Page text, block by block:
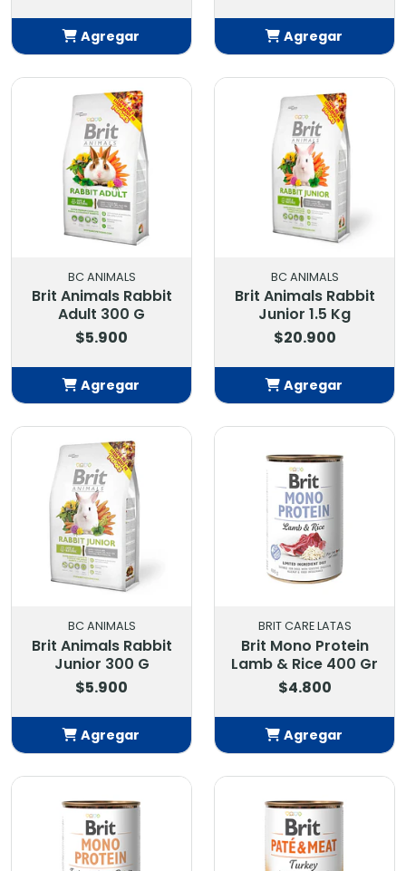
Agregar
Agregar
BC ANIMALS
Brit Animals Rabbit
Adult 300 G
$5.900
Agregar
Añadido
BC ANIMALS
Brit Animals Rabbit
Junior 1.5 Kg
$20.900
Agregar
Añadido
BC ANIMALS
Brit Animals Rabbit
Junior 300 G
$5.900
Agregar
BRIT CARE LATAS
Brit Mono Protein
Lamb & Rice 400 Gr
$4.800
Agregar